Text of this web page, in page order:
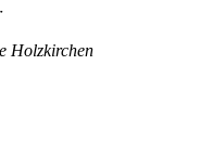
Holzkirchen